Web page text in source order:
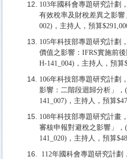
103年國科會專題研究計劃
有效稅率及財稅差異之影響
002)，主持人，預算
105年科技部專題研究計劃
價值之影響：IFRS實施前
H-141_004)，主持人，預算
106年科技部專題研究計劃
影響：二階段迴歸分析」，
141_007)，主持人，預算
108年科技部專題研究計畫
審核申報對避稅之影響」，
141_020)，主持人，預算
112年國科會專題研究計